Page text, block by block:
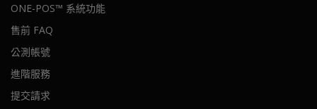
ONE-POS™ 系統功能
售前 FAQ
公測帳號
進階服務
提交請求